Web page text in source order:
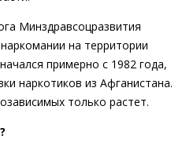
Минздравсоцразвития
на территории
примерно с 1982 года,
наркотиков из Афганистана.
только растет.